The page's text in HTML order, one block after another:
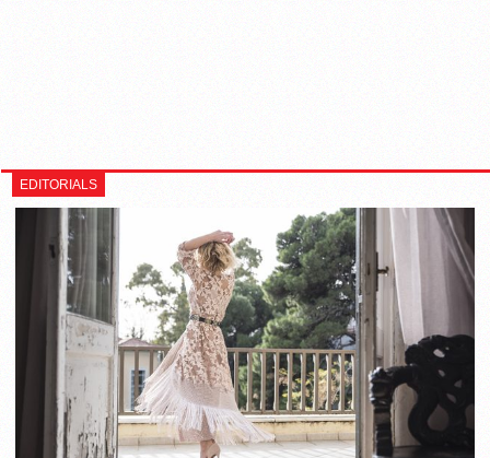
EDITORIALS